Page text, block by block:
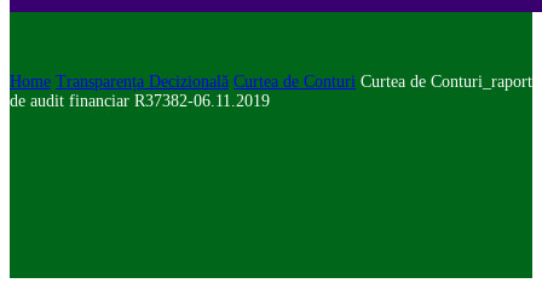
Home Transparența Decizională Curtea de Conturi Curtea de Conturi_raport
de audit financiar R37382-06.11.2019